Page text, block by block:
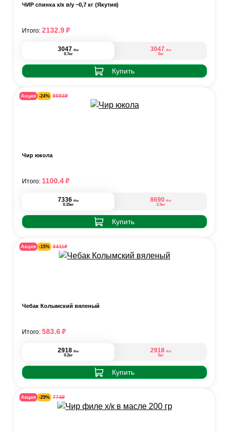
ЧИР спинка х/к в/у ~0,7 кг (Якутия)
3047 ₽/кг
0.7кг
3047 ₽/кг
5кг
Купить
Итого: 2132.9₽
Акция -24% 9593₽
Чир юкола
7336 ₽/кг
0.15кг
8690 ₽/кг
2.5кг
Купить
Итого: 1100.4₽
Акция -15% 3411₽
Чебак Колымский вяленый
2918 ₽/кг
0.2кг
2918 ₽/кг
5кг
Купить
Итого: 583.6₽
Акция -29% 774₽